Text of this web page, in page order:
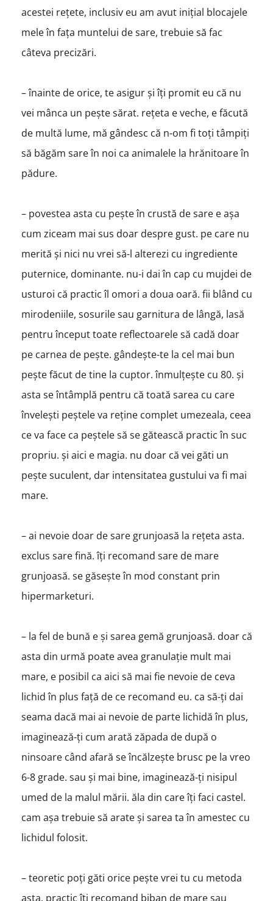
acestei rețete, inclusiv eu am avut inițial blocajele
mele în fața muntelui de sare, trebuie să fac
câteva precizări.
– înainte de orice, te asigur și îți promit eu că nu
vei mânca un pește sărat. rețeta e veche, e făcută
de multă lume, mă gândesc că n-om fi toți tâmpiți
să băgăm sare în noi ca animalele la hrănitoare în
pădure.
– povestea asta cu pește în crustă de sare e așa
cum ziceam mai sus doar despre gust. pe care nu
merită și nici nu vrei să-l alterezi cu ingrediente
puternice, dominante. nu-i dai în cap cu mujdei de
usturoi că practic îl omori a doua oară. fii blând cu
mirodeniile, sosurile sau garnitura de lângă, lasă
pentru început toate reflectoarele să cadă doar
pe carnea de pește. gândește-te la cel mai bun
pește făcut de tine la cuptor. înmulțește cu 80. și
asta se întâmplă pentru că toată sarea cu care
învelești peștele va reține complet umezeala, ceea
ce va face ca peștele să se gătească practic în suc
propriu. și aici e magia. nu doar că vei găti un
pește suculent, dar intensitatea gustului va fi mai
mare.
– ai nevoie doar de sare grunjoasă la rețeta asta.
exclus sare fină. îți recomand sare de mare
grunjoasă. se găsește în mod constant prin
hipermarketuri.
– la fel de bună e și sarea gemă grunjoasă. doar că
asta din urmă poate avea granulație mult mai
mare, e posibil ca aici să mai fie nevoie de ceva
lichid în plus față de ce recomand eu. ca să-ți dai
seama dacă mai ai nevoie de parte lichidă în plus,
imaginează-ți cum arată zăpada de după o
ninsoare când afară se încălzește brusc pe la vreo
6-8 grade. sau și mai bine, imaginează-ți nisipul
umed de la malul mării. ăla din care îți faci castel.
cam așa trebuie să arate și sarea ta în amestec cu
lichidul folosit.
– teoretic poți găti orice pește vrei tu cu metoda
asta. practic îți recomand biban de mare sau